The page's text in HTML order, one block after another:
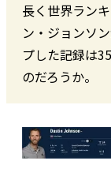
長く世界ラン
ン・ジョンソ
プした記録は
のだろうか。